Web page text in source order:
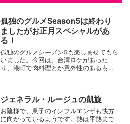
孤独のグルメSeason5は終わり
ましたがお正月スペシャルがあ
る！
孤独のグルメシーズン5も楽しませてもら
いました。今回は、台湾ロケがあった
り、港町で肉料理とか意外性のあるもの
ではお正月にスペシャル番...
ジェネラル・ルージュの凱旋
お陰様で、息子のインフルエンザも快方
に向かっているようです。熱は平熱まで